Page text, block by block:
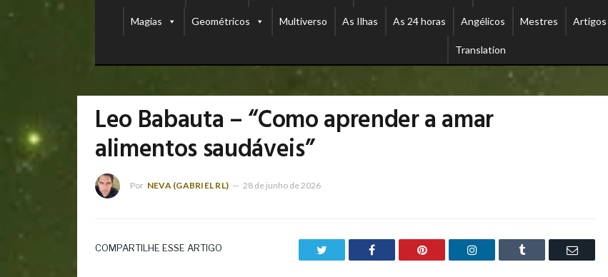
Magias Geométricos Multiverso As Ilhas As 24 horas Angélicos Mestres Artigos
Translation
Leo Babauta – “Como aprender a amar
alimentos saudáveis”
Por NEVA (GABRIEL RL) 28 de junho de 2026
COMPARTILHE ESSE ARTIGO Facebook Pinterest LinkedIn Tumblr Email